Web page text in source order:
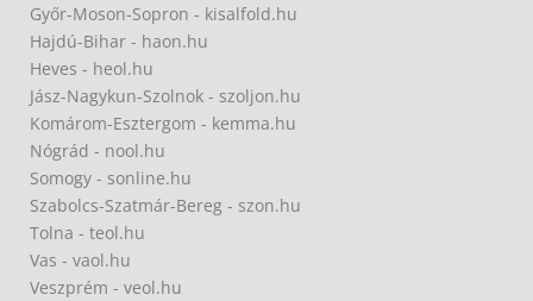
Győr-Moson-Sopron - kisalfold.hu
Hajdú-Bihar - haon.hu
Heves - heol.hu
Jász-Nagykun-Szolnok - szoljon.hu
Komárom-Esztergom - kemma.hu
Nógrád - nool.hu
Somogy - sonline.hu
Szabolcs-Szatmár-Bereg - szon.hu
Tolna - teol.hu
Vas - vaol.hu
Veszprém - veol.hu